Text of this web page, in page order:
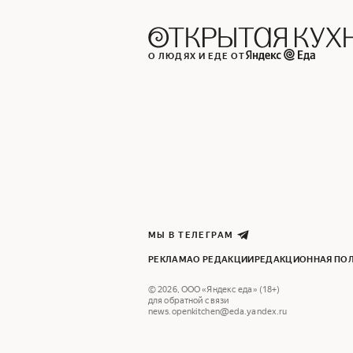
О ЛЮДЯХ И ЕДЕ ОТ
МЫ В ТЕЛЕГРАМ
РЕКЛАМАО РЕДАКЦИИ РЕДАКЦИОННАЯ
©2026, ООО «Яндекс еда» (18+)
для обратной связи
news.openkitchen@eda.yandex.ru